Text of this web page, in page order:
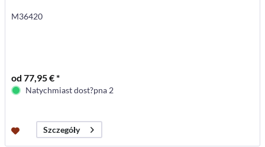
M36420
od 77,95 € *
Natychmiast dost?pna 2
Szczegóły